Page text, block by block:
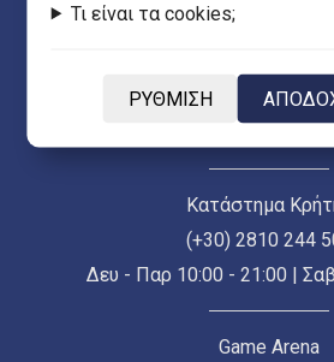
(+30) 2313 021
Κατάστημα
(+30) 2810 244
Δευ - Παρ 10:00 - 21:00 |
Game Arena
Τι είναι τα cookies;
ΡΥΘΜΙΣΗ